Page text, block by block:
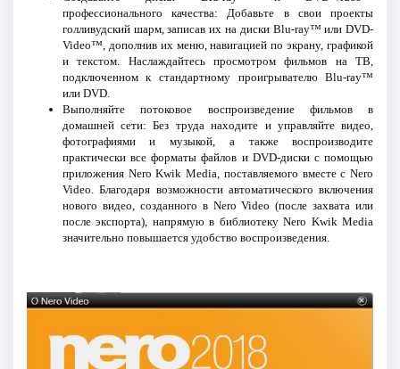
профессионального качества: Добавьте в свои проекты
голливудский шарм, записав их на диски Blu-ray™ или DVD-
Video™, дополнив их меню, навигацией по экрану, графикой
и текстом. Наслаждайтесь просмотром фильмов на ТВ,
подключенном к стандартному проигрывателю Blu-ray™
или DVD.
Выполняйте потоковое воспроизведение фильмов в
домашней сети: Без труда находите и управляйте видео,
фотографиями и музыкой, а также воспроизводите
практически все форматы файлов и DVD-диски с помощью
приложения Nero Kwik Media, поставляемого вместе c Nero
Video. Благодаря возможности автоматического включения
нового видео, созданного в Nero Video (после захвата или
после экспорта), напрямую в библиотеку Nero Kwik Media
значительно повышается удобство воспроизведения.